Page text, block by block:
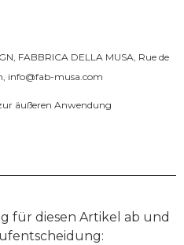
FABBRICA DELLA MUSA, Rue de
info@fab-musa.com
äußeren Anwendung
für diesen Artikel ab und